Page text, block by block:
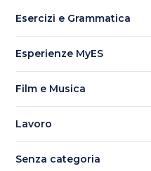
Esercizi e Grammatica
Esperienze MyES
Film e Musica
Lavoro
Senza categoria